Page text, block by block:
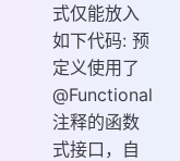
式仅能放入
如下代码: 预
定义使用了
@Functional
注释的函数
式接口，自